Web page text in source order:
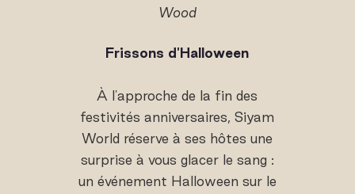
Wood
Frissons d'Halloween
À l'approche de la fin des
festivités anniversaires, Siyam
World réserve à ses hôtes une
surprise à vous glacer le sang :
un événement Halloween sur le